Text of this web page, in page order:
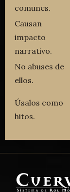
comunes.
Causan
impacto
narrativo.
No abuses de
ellos.
Úsalos como
hitos.